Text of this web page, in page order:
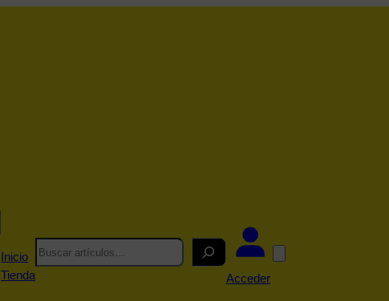
Inicio
Tienda
Search
Acceder